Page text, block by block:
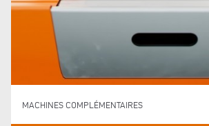
MACHINES COMPLÉMENTAIRES